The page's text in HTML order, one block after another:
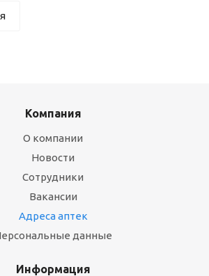
Компания
О компании
Новости
Сотрудники
Вакансии
Адреса аптек
данные
Информация